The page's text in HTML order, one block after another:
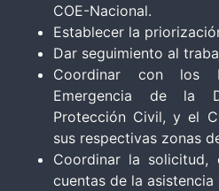
COE-Nacional.
Establecer la
Dar seguimiento al
Coordinar con los
Emergencia de la
Protección Civil, y el
sus respectivas zonas
Coordinar la solicitud,
cuentas de la asistencia